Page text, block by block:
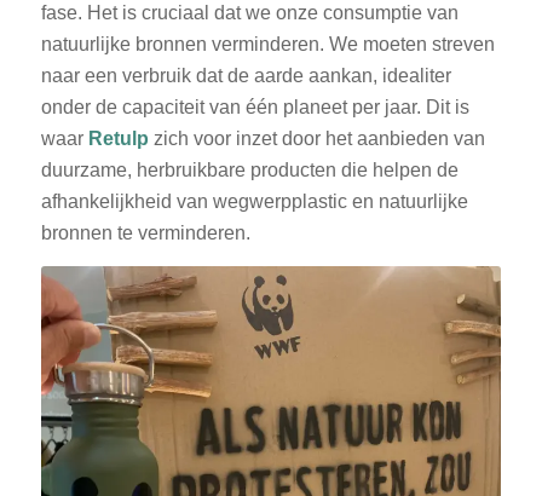
fase. Het is cruciaal dat we onze consumptie van
natuurlijke bronnen verminderen. We moeten streven
naar een verbruik dat de aarde aankan, idealiter
onder de capaciteit van één planeet per jaar. Dit is
waar Retulp zich voor inzet door het aanbieden van
duurzame, herbruikbare producten die helpen de
afhankelijkheid van wegwerpplastic en natuurlijke
bronnen te verminderen.